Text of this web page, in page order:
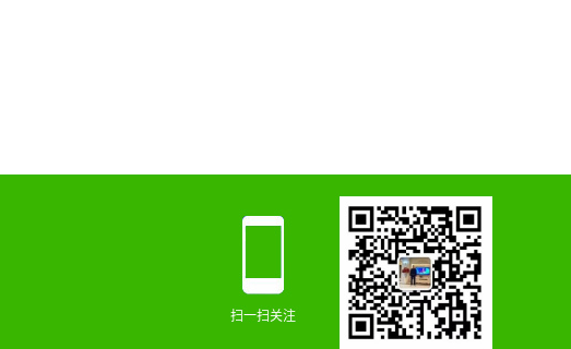
扫一扫关注